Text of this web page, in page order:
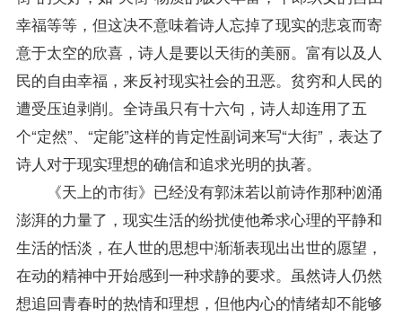
幸福等等，但这决不意味着诗人忘掉了现实的悲哀而寄
意于太空的欣喜，诗人是要以天街的美丽。富有以及人
民的自由幸福，来反衬现实社会的丑恶。贫穷和人民的
遭受压迫剥削。全诗虽只有十六句，诗人却连用了五
个“定然”、“定能”这样的肯定性副词来写“大街”，表达了
诗人对于现实理想的确信和追求光明的执著。
《天上的市街》已经没有郭沫若以前诗作那种汹涌
澎湃的力量了，现实生活的纷扰使他希求心理的平静和
生活的恬淡，在人世的思想中渐渐表现出出世的愿望，
在动的精神中开始感到一种求静的要求。虽然诗人仍然
想追回青春时的热情和理想，但他内心的情绪却不能够